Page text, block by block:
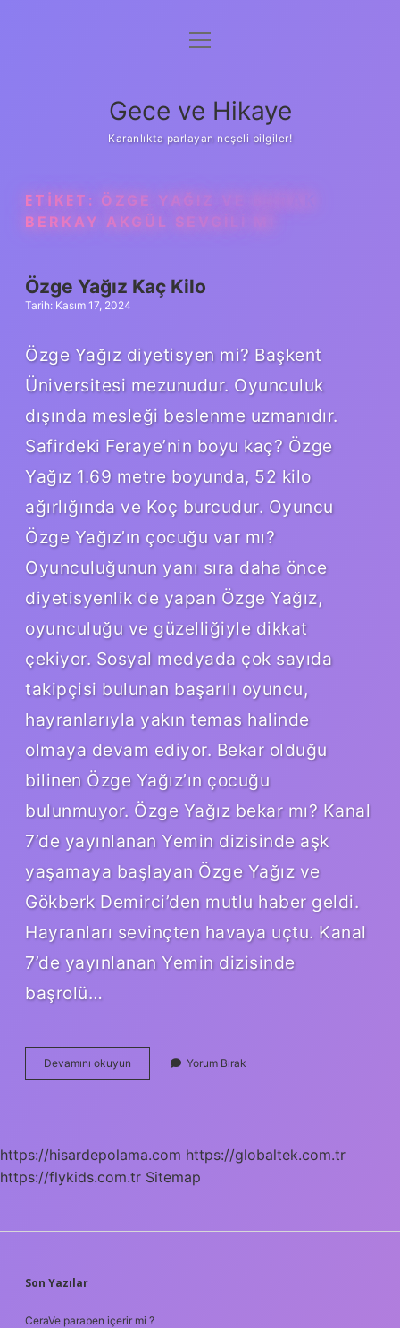
Anasayfa
Yasal Uyarı
menüyü
Gece ve Hikaye
Karanlıkta parlayan neşeli bilgiler!
ETIKET: ÖZGE YAĞIZ VE BURAK
BERKAY AKGÜL SEVGILI MI
Özge Yağız Kaç Kilo
Tarih: Kasım 17, 2024
Özge Yağız diyetisyen mi? Başkent
Üniversitesi mezunudur. Oyunculuk
dışında mesleği beslenme uzmanıdır.
Safirdeki Feraye’nin boyu kaç? Özge
Yağız 1.69 metre boyunda, 52 kilo
ağırlığında ve Koç burcudur. Oyuncu
Özge Yağız’ın çocuğu var mı?
Oyunculuğunun yanı sıra daha önce
diyetisyenlik de yapan Özge Yağız,
oyunculuğu ve güzelliğiyle dikkat
çekiyor. Sosyal medyada çok sayıda
takipçisi bulunan başarılı oyuncu,
hayranlarıyla yakın temas halinde
olmaya devam ediyor. Bekar olduğu
bilinen Özge Yağız’ın çocuğu
bulunmuyor. Özge Yağız bekar mı? Kanal
7’de yayınlanan Yemin dizisinde aşk
yaşamaya başlayan Özge Yağız ve
Gökberk Demirci’den mutlu haber geldi.
Hayranları sevinçten havaya uçtu. Kanal
7’de yayınlanan Yemin dizisinde
başrolü…
Devamını okuyun
Yağız
Yorum Bırak
https://hisardepolama.com https://globaltek.com.tr
https://flykids.com.tr Sitemap
SIDEBAR
Son Yazılar
CeraVe paraben içerir mi ?